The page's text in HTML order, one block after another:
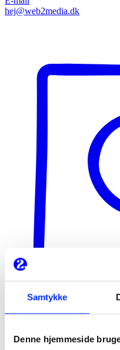
Samtykke
Denne hjemmeside
hej@web2media.dk